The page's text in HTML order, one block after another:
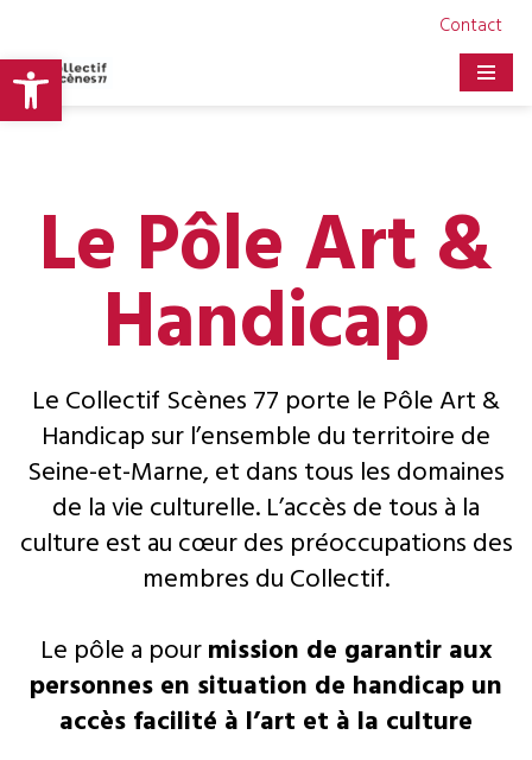
Ouvrir la barre d’outils
Contact
Aller
au
contenu
Le Pôle Art &
Handicap
Le Collectif Scènes 77 porte le Pôle Art &
Handicap sur l’ensemble du territoire de
Seine-et-Marne, et dans tous les domaines
de la vie culturelle. L’accès de tous à la
culture est au cœur des préoccupations des
membres du Collectif.
Le pôle a pourmission de garantir aux
personnes en situation de handicap un
accès facilité à l’art et à la culture